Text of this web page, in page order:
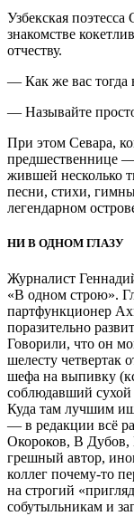
Узбекская
знакомстве
отчеству.
— Как же вас тогда
— Называйте
При этом Севара,
предшественнице —
жившей несколько
песни, стихи,
легендарном
НИ В ОДНОМ ГЛАЗУ
Журналист
«В одном строю».
партфункционер
поразительно
Говорили, что он
шелесту четвертак
шефа на выпивку
соблюдавший сухой
Куда там лучшим
— в редакции всё
Окороков, В
грешный автор,
коллег почему-то
на строгий
собутыльникам и